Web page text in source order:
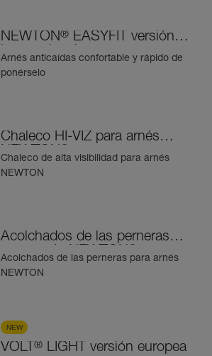
NEWTON® EASYFIT versión
internacional
Arnés anticaídas confortable y rápido de
ponérselo
Chaleco HI-VIZ para arnés
NEWTON
Chaleco de alta visibilidad para arnés
NEWTON
Acolchados de las perneras
para arnés NEWTON
Acolchados de las perneras para arnés
NEWTON
NEW
VOLT ® LIGHT versión europea